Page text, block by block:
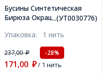
Бусины Синтетическая
Бирюза, На нитях,
Цвет: Желтый, Диаметр:
6мм, Отв. 1мм, около
66шт/40см/нить,
(УТ100012161)
Упаковка:1 нить
291,00 ₽/ 1 нить